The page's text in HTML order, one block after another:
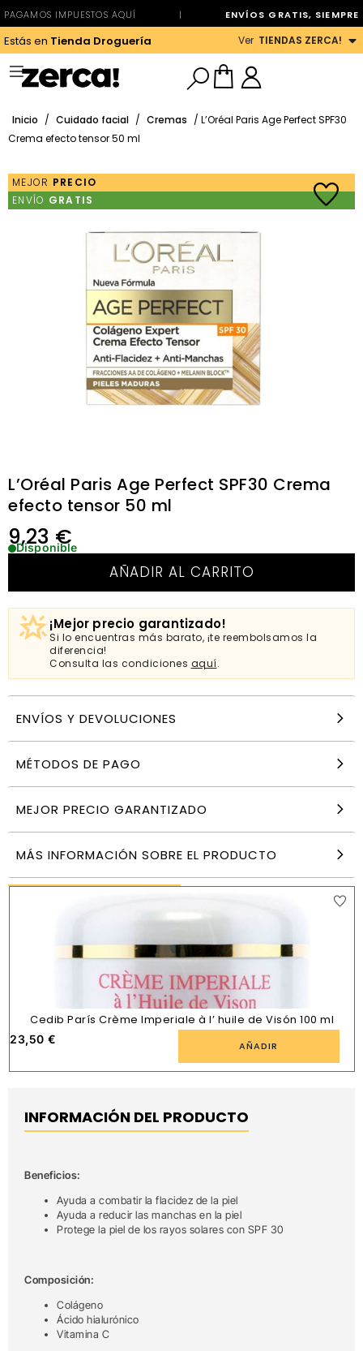
PAGAMOS IMPUESTOS AQUÍ | ENVÍOS GRATIS, SIEMPRE
Estás en Tienda Droguería Ver TIENDAS ZERCA!
Inicio / Cuidado facial / Cremas / L’Oréal Paris Age Perfect SPF30
Crema efecto tensor 50 ml
MEJOR PRECIO
ENVÍO GRATIS
L’Oréal Paris Age Perfect SPF30 Crema
efecto tensor 50 ml
9,23 €
Disponible
AÑADIR AL CARRITO
¡Mejor precio garantizado!
Si lo encuentras más barato, ¡te reembolsamos la
diferencia!
Consulta las condiciones aquí.
ENVÍOS Y DEVOLUCIONES
MÉTODOS DE PAGO
MEJOR PRECIO GARANTIZADO
MÁS INFORMACIÓN SOBRE EL PRODUCTO
tensor 50 ml
9,23€
AÑADIR
PRODUCTOS SIMILARES
Cedib París Crème Imperiale à l’ huile de Visón 100 ml
23,50 € AÑADIR
INFORMACIÓN DEL PRODUCTO
Beneficios:
Ayuda a combatir la flacidez de la piel
Ayuda a reducir las manchas en la piel
Protege la piel de los rayos solares con SPF 30
Composición:
Colágeno
Ácido hialurónico
Vitamina C